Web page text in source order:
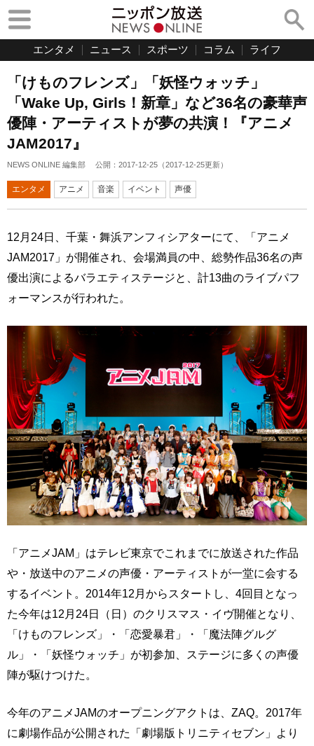
エンタメ ニュース スポーツ コラム ライフ
「けものフレンズ」「妖怪ウォッチ」
「Wake Up, Girls！新章」など36名の豪華声
優陣・アーティストが夢の共演！『アニメ
JAM2017』
NEWS ONLINE 編集部 公開： 2017-12-25 （2017-12-25更新）
エンタメ アニメ 音楽 イベント 声優
12月24日、千葉・舞浜アンフィシアターにて、「アニメ
JAM2017」が開催され、会場満員の中、総勢作品36名の声
優出演によるバラエティステージと、計13曲のライブパフ
ォーマンスが行われた。
「アニメJAM」はテレビ東京でこれまでに放送された作品
や・放送中のアニメの声優・アーティストが一堂に会する
するイベント。2014年12月からスタートし、4回目となっ
た今年は12月24日（日）のクリスマス・イヴ開催となり、
「けものフレンズ」・「恋愛暴君」・「魔法陣グルグ
ル」・「妖怪ウォッチ」が初参加、ステージに多くの声優
陣が駆けつけた。
今年のアニメJAMのオープニングアクトは、ZAQ。2017年
に劇場作品が公開された「劇場版トリニティセブン」より